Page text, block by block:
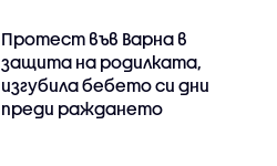
Протест във Варна в
защита на родилката,
изгубила бебето си дни
преди раждането